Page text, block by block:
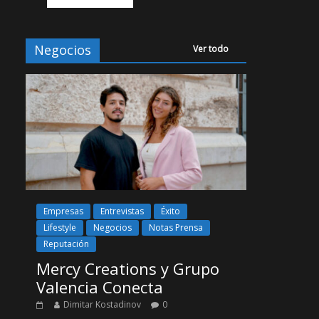
Negocios Ver todo
Empresas Entrevistas
Éxito
Lifestyle
Negocios
Notas Prensa
Reputación
Mercy Creations y Grupo
Valencia Conecta
Dimitar Kostadinov 0